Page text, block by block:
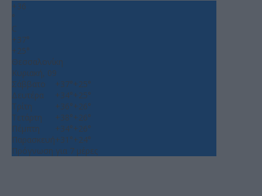
+36
°
C
+37°
+25°
Θεσσαλονίκη
Κυριακή, 09
Σάββατο
+37°+25°
Δευτέρα
+34°+25°
Τρίτη
+36°+26°
Τετάρτη
+38°+26°
Πέμπτη
+34°+26°
Παρασκευή+31°+24°
Πρόγνωση για 7 μέρες